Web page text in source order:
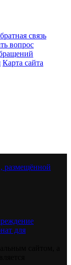
связь
вопрос
Карта сайта
размещённой
для